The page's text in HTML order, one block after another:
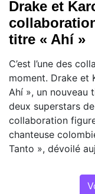
Drake et
titre « Ahí »
C’est l’une des
moment. Drake et
Ahí », un nouveau
deux superstars
collaboration
chanteuse
Tanto », dévoilé